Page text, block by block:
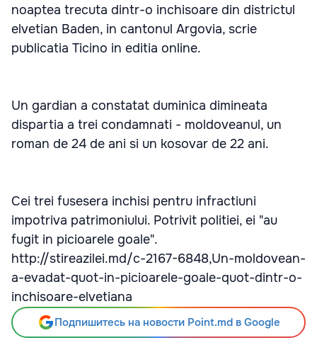
noaptea trecuta dintr-o inchisoare din districtul
elvetian Baden, in cantonul Argovia, scrie
publicatia Ticino in editia online.
Un gardian a constatat duminica dimineata
dispartia a trei condamnati - moldoveanul, un
roman de 24 de ani si un kosovar de 22 ani.
Cei trei fusesera inchisi pentru infractiuni
impotriva patrimoniului. Potrivit politiei, ei "au
fugit in picioarele goale".
http://stireazilei.md/c-2167-6848,Un-moldovean-
a-evadat-quot-in-picioarele-goale-quot-dintr-o-
inchisoare-elvetiana
Подпишитесь на новости Point.md в Google